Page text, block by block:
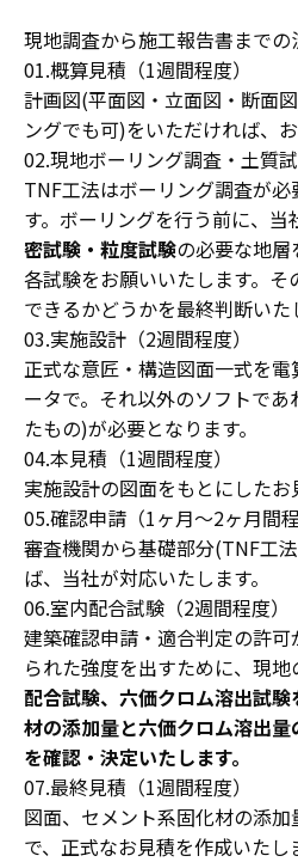
現地調査から施工報告書までの
01.概算見積（1週間程度）
計画図(平面図・立面図・断面
ングでも可)をいただければ、
02.現地ボーリング調査・土質試
TNF工法はボーリング調査が
す。ボーリングを行う前に、当
密試験・粒度試験の必要な地層
各試験をお願いいたします。
できるかどうかを最終判断いた
03.実施設計（2週間程度）
正式な意匠・構造図面一式を
ータで。それ以外のソフトであ
たもの)が必要となります。
04.本見積（1週間程度）
実施設計の図面をもとにしたお
05.確認申請（1ヶ月～2ヶ月間程
審査機関から基礎部分(TNF工
ば、当社が対応いたします。
06.室内配合試験（2週間程度）
建築確認申請・適合判定の許
られた強度を出すために、現地
配合試験、六価クロム溶出試
材の添加量と六価クロム溶出
を確認・決定いたします。
07.最終見積（1週間程度）
図面、セメント系固化材の添
で、正式なお見積を作成いたし